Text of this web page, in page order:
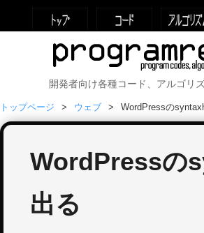
開発者向け各種コード、アルゴ
トップページ ウェブ WordPressの
WordPressの
出る